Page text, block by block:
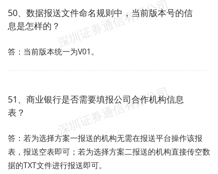
50、数据报送文件命名规则中，当前版本号的信
息是怎样的？
答：当前版本统一为V01。
51、商业银行是否需要填报公司合作机构信息
表？
答：若为选择方案一报送的机构无需在报送平台操作该报
表，报送空表即可；若为选择方案二报送的机构直接传空数
据的TXT文件进行报送即可。